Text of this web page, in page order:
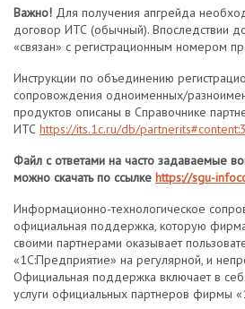
Важно! Для получения апгрейда
договор ИТС (обычный). Впоследствии
«связан» с регистрационным номером
Инструкции по объединению
сопровождения одноименных/
продуктов описаны в Справочнике
ИТС https://its.1c.ru/db/
Файл с ответами на часто задаваемые
можно скачать по ссылке https://sgu-
Информационно-технологическое
официальная поддержка, которую
своими партнерами оказывает
«1С:Предприятие» на регулярной, и
Официальная поддержка включает в
услуги официальных партнеров фирмы